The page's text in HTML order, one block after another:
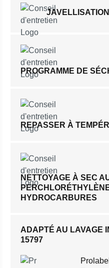
PROGRAMME DE
REPASSER À
NETTOYAGE À SEC
HYDROCARBURES
ADAPTÉ AU LAVAGE
15797